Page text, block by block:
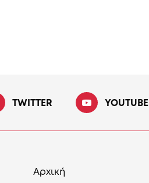
TWITTER YOUTUBE
Αρχική